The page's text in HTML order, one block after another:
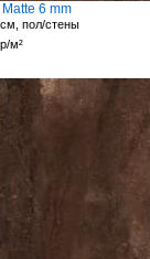
Matte 6 mm
пол/стены
р/м²